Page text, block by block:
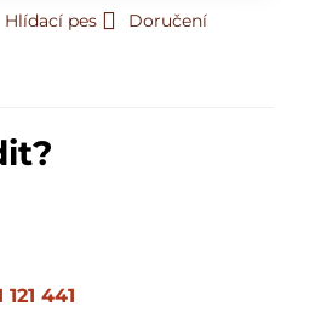
Hlídací pes Doručení
121 441